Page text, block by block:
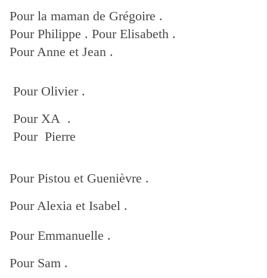
Pour la maman de Grégoire .
Pour Philippe . Pour Elisabeth .
Pour Anne et Jean .
Pour Olivier .
Pour XA .
Pour Pierre
Pour Pistou et Guenièvre .
Pour Alexia et Isabel .
Pour Emmanuelle .
Pour Sam .